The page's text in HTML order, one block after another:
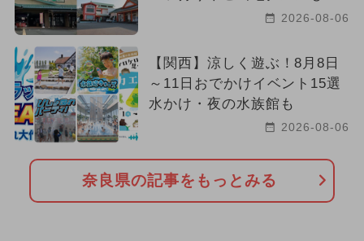
2026-08-06
【関西】涼しく遊ぶ！8月8日
～11日おでかけイベント15選
水かけ・夜の水族館も
2026-08-06
奈良県の記事をもっとみる